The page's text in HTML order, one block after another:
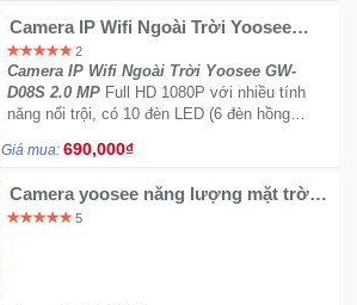
dùng dễ dàng quản lý.
Camera IP Wifi Ngoài Trời Yoosee
GW-D08S 2.0 MP - Ban đêm có màu
sắc nét
2
Camera IP Wifi Ngoài Trời Yoosee GW-
D08S 2.0 MP Full HD 1080P với nhiều tính
năng nổi trội, có 10 đèn LED (6 đèn hồng
đêm có màu sắc và rõ ràng như ban ngày.
Giá mua: 690,000₫
Camera yoosee năng lượng mặt trời
4G
5